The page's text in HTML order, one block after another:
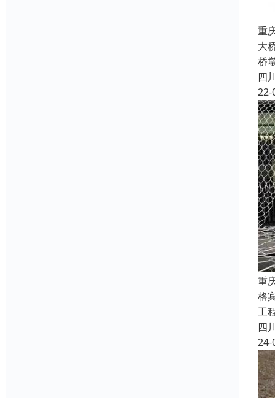
重
大
桥
四
22-
重
格
工
四
24-